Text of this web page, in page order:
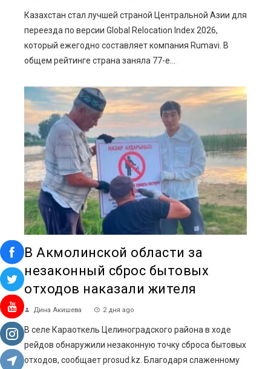
Казахстан стал лучшей страной Центральной Азии для
переезда по версии Global Relocation Index 2026,
который ежегодно составляет компания Rumavi. В
общем рейтинге страна заняла 77-е...
В Акмолинской области за
незаконный сброс бытовых
отходов наказали жителя
Дина Акишева 2 дня ago
В селе Караоткель Целиноградского района в ходе
рейдов обнаружили незаконную точку сброса бытовых
отходов, сообщает prosud.kz. Благодаря слаженному